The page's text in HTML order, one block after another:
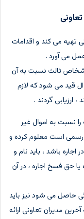
تهیه می کند و اقدامات
می آورد .
ثالث نسبت به آن
قید می شود که لازم
ارزیابی گردند .
نسبت به اموال غیر
رسمی است معلوم کرده و
باشد ، باید نام و
حق فسخ اجاره ، در آن
حاصل می شود نیز باید
مدیران تعاونی ارائه